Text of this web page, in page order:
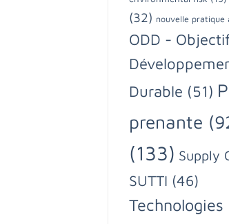
(32) nouvelle pratique
ODD -
Durable (51)
prenante
(133) Supply
SUTTI (46)
Technologies